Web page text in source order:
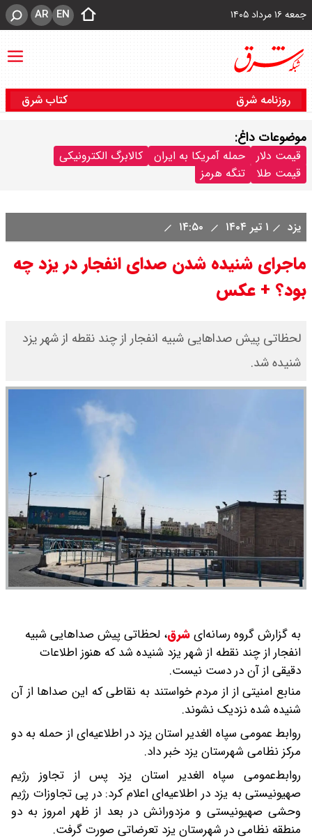
جمعه ۱۶ مرداد ۱۴۰۵ EN
AR
روزنامه شرق کتاب شرق
موضوعات داغ:
قیمت دلار حمله آمریکا به ایران
کالابرگ الکترونیکی
قیمت طلا
تنگه هرمز
یزد ۱ تیر ۱۴۰۴
ماجرای شنیده شدن صدای انفجار در یزد چه
بود؟ + عکس
لحظاتی پیش صداهایی شبیه انفجار از چند نقطه از شهر یزد
شنیده شد.
به گزارش گروه رسانه‌ایشرق، لحظاتی پیش صداهایی شبیه
انفجار از چند نقطه از شهر یزد شنیده شد که هنوز اطلاعات
دقیقی از آن در دست نیست.
منابع امنیتی از از مردم خواستند به نقاطی که این صداها از آن
شنیده شده نزدیک نشوند.
روابط عمومی سپاه الغدیر استان یزد در اطلاعیه‌ای از حمله به دو
مرکز نظامی شهرستان یزد خبر داد.
روابط‌عمومی سپاه الغدیر استان یزد پس از تجاوز رژیم
صهیونیستی به یزد در اطلاعیه‌ای اعلام کرد: در پی تجاوزات رژیم
وحشی صهیونیستی و مزدورانش در بعد از ظهر امروز به دو
منطقه نظامی در شهرستان یزد تعرضاتی صورت گرفت.